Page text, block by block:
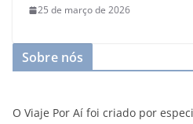
25 de março de 2026
Sobre nós
O Viaje Por Aí foi criado por